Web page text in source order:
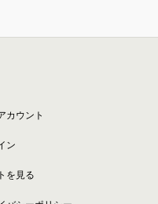
カウント
ン
を見る